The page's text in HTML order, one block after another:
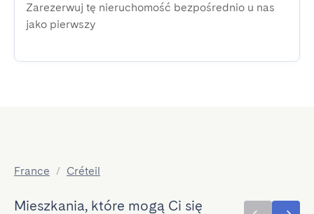
Zarezerwuj tę nieruchomość bezpośrednio u nas
jako pierwszy
France / Créteil
Mieszkania, które mogą Ci się